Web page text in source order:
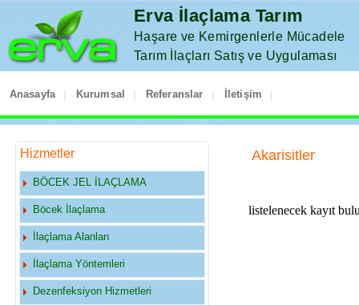
Erva İlaçlama Tarım
Haşare ve Kemirgenlerle Mücadele
Tarım İlaçları Satış ve Uygulaması
Anasayfa | Kurumsal | Referanslar | İletişim |
Hizmetler
BÖCEK JEL İLAÇLAMA
Böcek İlaçlama
İlaçlama Alanları
İlaçlama Yöntemleri
Dezenfeksiyon Hizmetleri
Akarisitler
listelenecek kayıt